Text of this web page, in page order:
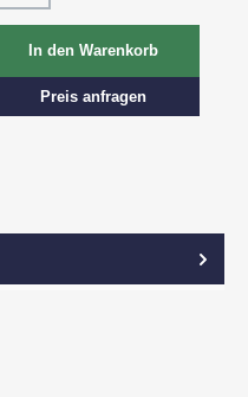
In den Warenkorb
Preis anfragen